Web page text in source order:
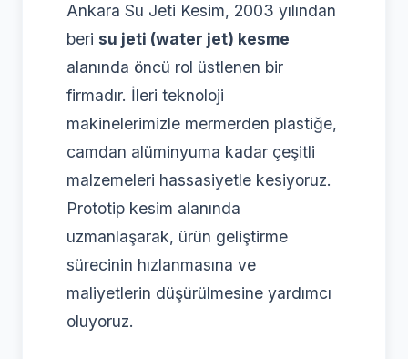
Ankara Su Jeti Kesim, 2003 yılından
beri su jeti (water jet) kesme
alanında öncü rol üstlenen bir
firmadır. İleri teknoloji
makinelerimizle mermerden plastiğe,
camdan alüminyuma kadar çeşitli
malzemeleri hassasiyetle kesiyoruz.
Prototip kesim alanında
uzmanlaşarak, ürün geliştirme
sürecinin hızlanmasına ve
maliyetlerin düşürülmesine yardımcı
oluyoruz.